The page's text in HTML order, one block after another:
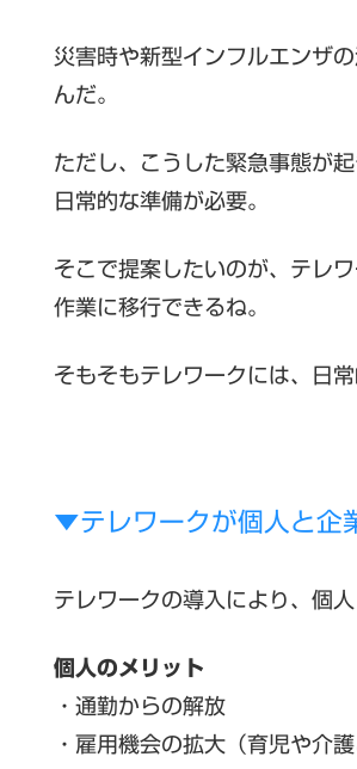
災害時や新型インフルエンザ
んだ。
ただし、こうした緊急事態が
日常的な準備が必要。
そこで提案したいのが、テレ
作業に移行できるね。
そもそもテレワークには、日
▼テレワークが個人と企
テレワークの導入により、個
個人のメリット
・通勤からの解放
・雇用機会の拡大（育児や介護